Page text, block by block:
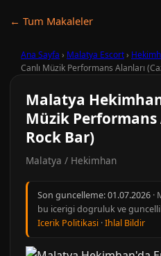
← Tum Makaleler
Ana Sayfa › Malatya Escort›
Canlı Müzik Performans Alanları
Malatya
Müzik Performans
Rock Bar)
Malatya / Hekimhan
Son guncelleme:01.07.2026 ·
bu icerigi dogruluk ve
Icerik Politikasi ·Ihlal Bildir